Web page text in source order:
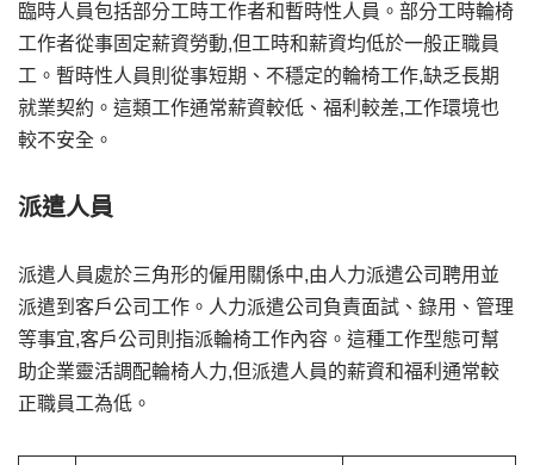
臨時人員包括部分工時工作者和暫時性人員。部分工時輪椅
工作者從事固定薪資勞動,但工時和薪資均低於一般正職員
工。暫時性人員則從事短期、不穩定的輪椅工作,缺乏長期
就業契約。這類工作通常薪資較低、福利較差,工作環境也
較不安全。
派遣人員
派遣人員處於三角形的僱用關係中,由人力派遣公司聘用並
派遣到客戶公司工作。人力派遣公司負責面試、錄用、管理
等事宜,客戶公司則指派輪椅工作內容。這種工作型態可幫
助企業靈活調配輪椅人力,但派遣人員的薪資和福利通常較
正職員工為低。